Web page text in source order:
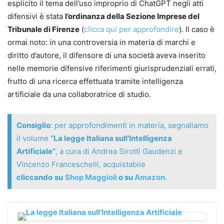
Tecniche di scrittura con l’AI:prompt di
redazione, dialogo iterativo, revisione assistita e
casi pratici per arrivare a testi finali migliori
Ricerca e verifica delle fonti:livelli di ricerca,
strumenti e approcci per trovare, controllare e
consolidare informazioni in modo professionale
Privacy e compliance:indicazioni concrete su
Appendici operative:questionari, modelli e
documenti pronti all’uso (informative e policy) +
vademecum finale dei termini essenziali
Contenuti aggiuntivi online:modelli, guide
pratiche e aggiornamenti inclusi nei 24 mesi
Caratteristiche
esplicito il tema dell’uso improprio di ChatGPT negli atti
difensivi è stata l’ordinanza della Sezione Imprese del
Tribunale di Firenze (clicca qui per approfondire). Il caso è
ormai noto: in una controversia in materia di marchi e
diritto d’autore, il difensore di una società aveva inserito
nelle memorie difensive riferimenti giurisprudenziali errati,
frutto di una ricerca effettuata tramite intelligenza
artificiale da una collaboratrice di studio.
Consiglio: per approfondimenti in materia, segnaliamo
il volume “La legge Italiana sull’Intelligenza
Artificiale”, a cura di Andrea Sirotti Gaudenzi e
Vincenzo Franceschelli, acquistabile
cliccando su Shop Maggiolio suAmazon.